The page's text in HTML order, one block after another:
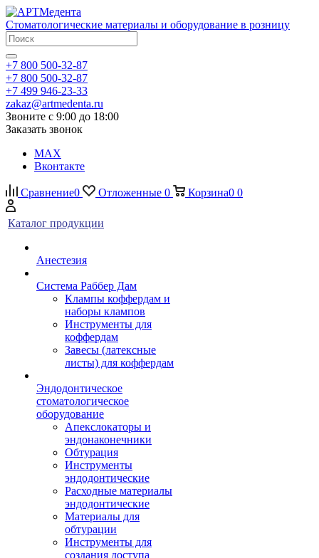
Стоматологические материалы и оборудование в розницу
+7 800 500-32-87
+7 800 500-32-87
+7 499 946-23-33
zakaz@artmedenta.ru
Звоните с 9:00 до 18:00
Заказать звонок
MAX
Вконтакте
Сравнение0 Отложенные 0 Корзина0 0
Каталог продукции
Анестезия
Система Раббер Дам
Клампы коффердам и
наборы клампов
Инструменты для
коффердам
Завесы (латексные
листы) для коффердам
Эндодонтическое
стоматологическое
оборудование
Апекслокаторы и
эндонаконечники
Обтурация
Инструменты
эндодонтические
Расходные материалы
эндодонтические
Материалы для
обтурации
Инструменты для
создания доступа